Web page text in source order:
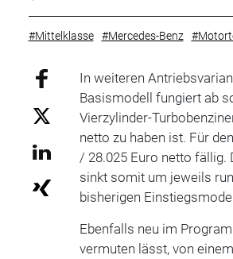
#Mittelklasse #Mercedes-Benz
In weiteren
Basismodell fungiert ab
Vierzylinder-
netto zu haben ist. Für
/ 28.025 Euro netto
sinkt somit um jeweils
bisherigen
Ebenfalls neu im
vermuten lässt, von